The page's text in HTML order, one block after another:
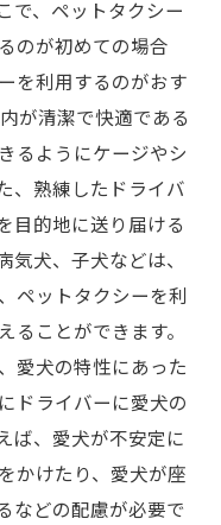
で、ペットタクシー
のが初めての場合
を利用するのがおす
が清潔で快適である
るようにケージやシ
、熟練したドライバ
目的地に送り届ける
気犬、子犬などは、
ペットタクシーを利
ることができます。
愛犬の特性にあった
ドライバーに愛犬の
ば、愛犬が不安定に
かけたり、愛犬が座
などの配慮が必要で